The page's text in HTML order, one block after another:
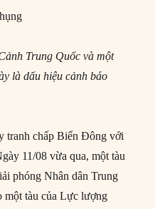
Trung Quốc và một
là dấu hiệu cảnh báo
tranh chấp Biển Đông với
11/08 vừa qua, một tàu
phóng Nhân dân Trung
một tàu của Lực lượng